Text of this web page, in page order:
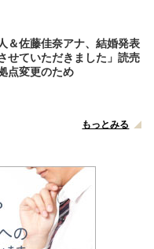
＆佐藤佳奈アナ、結婚発表
せていただきました」読売
点変更のため
もっとみる